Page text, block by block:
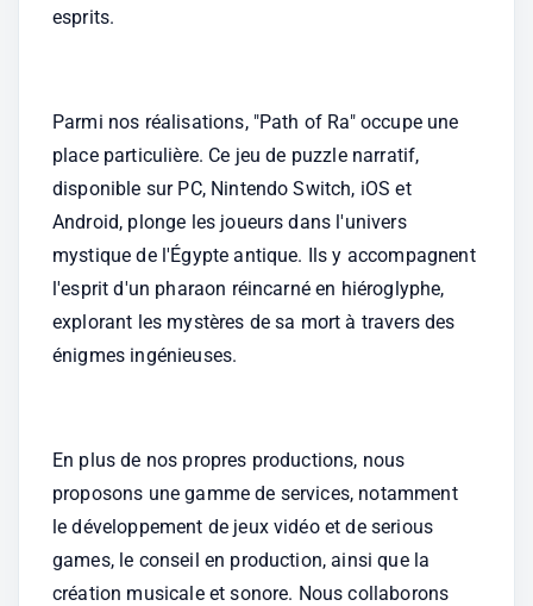
esprits.
Parmi nos réalisations, "Path of Ra" occupe une
place particulière. Ce jeu de puzzle narratif,
disponible sur PC, Nintendo Switch, iOS et
Android, plonge les joueurs dans l'univers
mystique de l'Égypte antique. Ils y accompagnent
l'esprit d'un pharaon réincarné en hiéroglyphe,
explorant les mystères de sa mort à travers des
énigmes ingénieuses.
En plus de nos propres productions, nous
proposons une gamme de services, notamment
le développement de jeux vidéo et de serious
games, le conseil en production, ainsi que la
création musicale et sonore. Nous collaborons